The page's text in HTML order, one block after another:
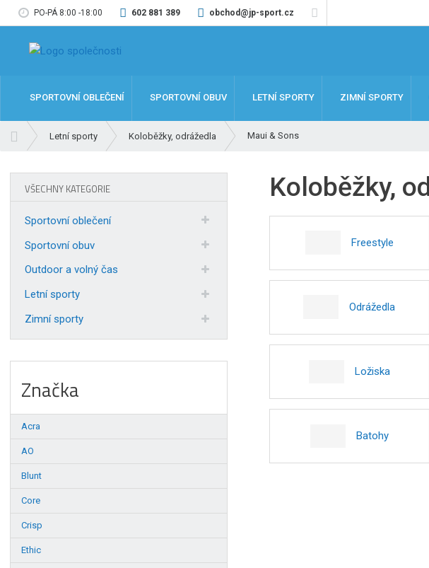
PO-PÁ 8:00 -18:00 602 881 389 obchod@jp-sport.cz
SPORTOVNÍ OBLEČENÍ SPORTOVNÍ OBUV LETNÍ SPORTY ZIMNÍ SPORTY
Letní sporty Koloběžky, odrážedla Maui & Sons
Koloběžky,
Freestyle
Odrážedla
Ložiska
Batohy
VŠECHNY KATEGORIE
Sportovní oblečení
Sportovní obuv
Outdoor a volný čas
Letní sporty
Zimní sporty
Značka
Acra
AO
Blunt
Core
Crisp
Ethic